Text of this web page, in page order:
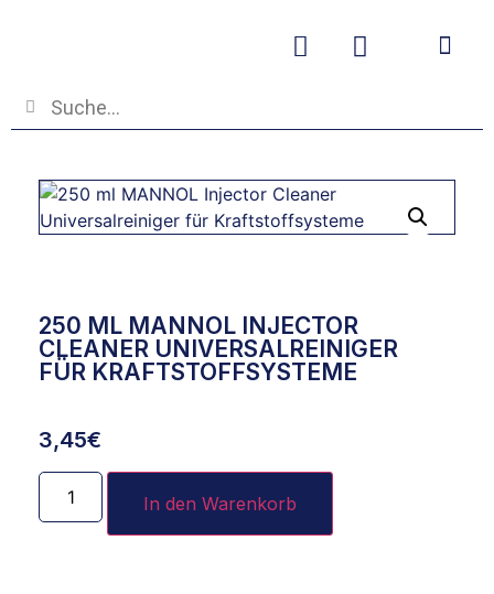
250 ML MANNOL INJECTOR
CLEANER UNIVERSALREINIGER
FÜR KRAFTSTOFFSYSTEME
3,45€
In den Warenkorb